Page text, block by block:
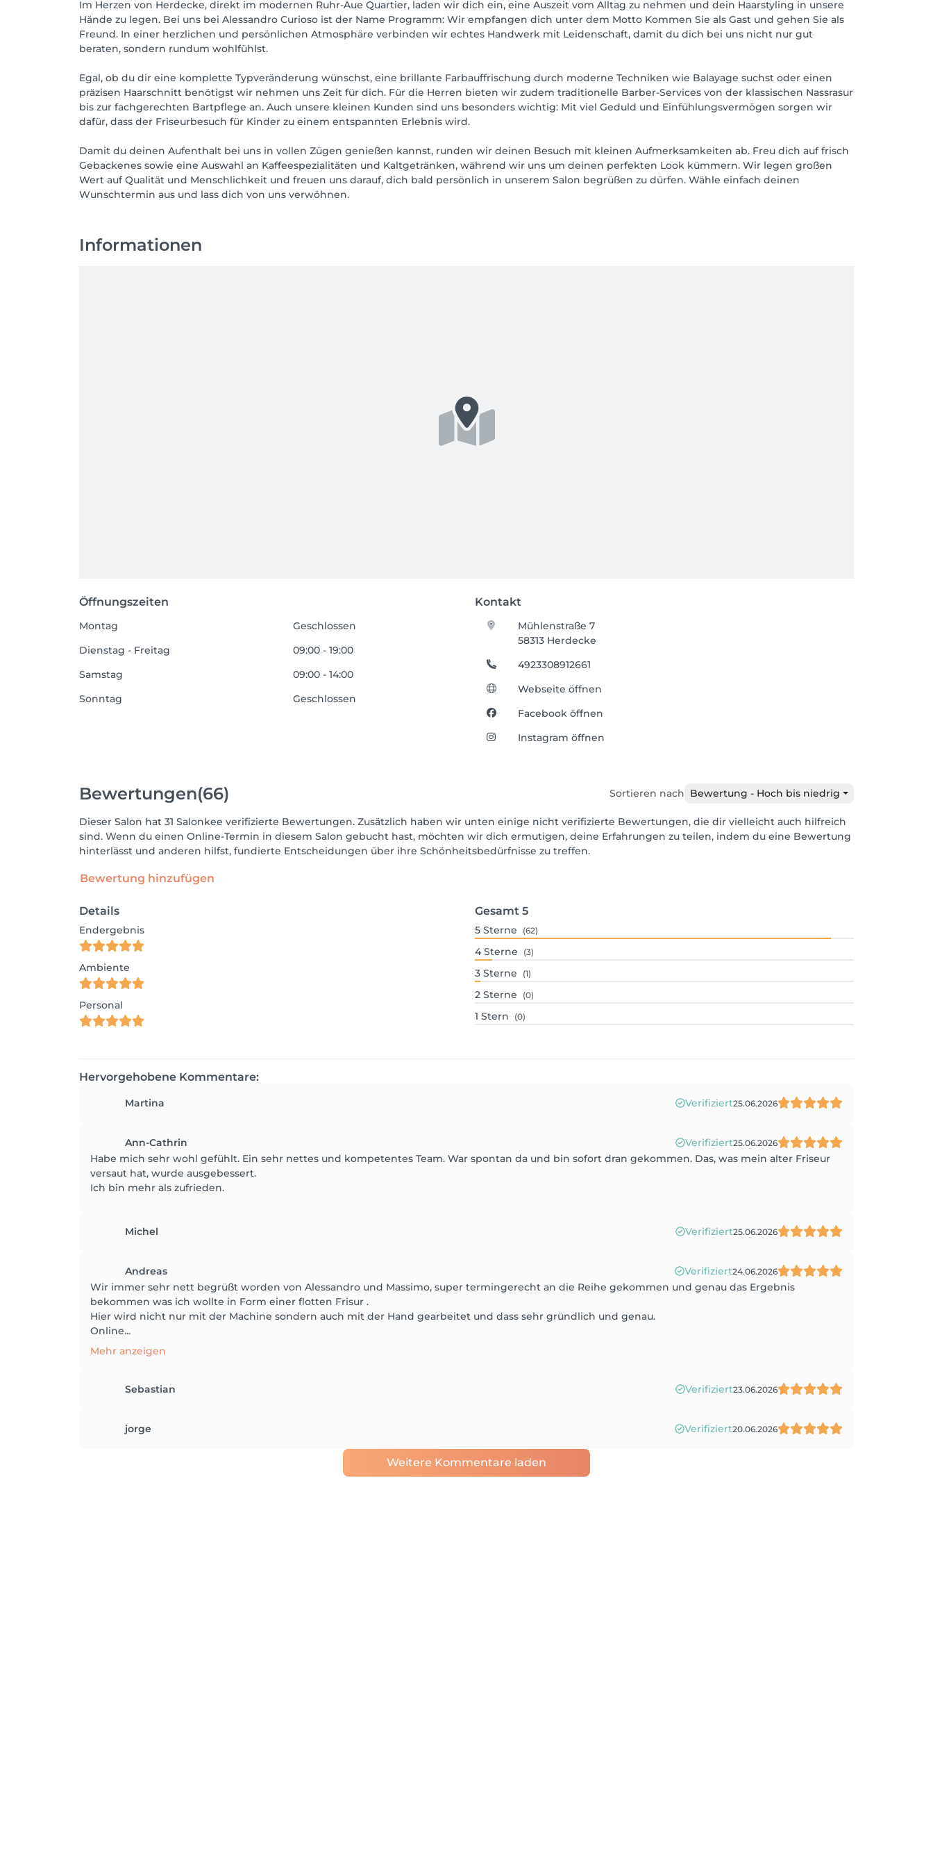
Im Herzen von Herdecke, direkt im modernen Ruhr-Aue Quartier, laden wir dich ein, eine Auszeit vom Alltag zu nehmen und dein Haarstyling in unsere
Hände zu legen. Bei uns bei Alessandro Curioso ist der Name Programm: Wir empfangen dich unter dem Motto Kommen Sie als Gast und gehen Sie als
Freund. In einer herzlichen und persönlichen Atmosphäre verbinden wir echtes Handwerk mit Leidenschaft, damit du dich bei uns nicht nur gut
beraten, sondern rundum wohlfühlst.
Egal, ob du dir eine komplette Typveränderung wünschst, eine brillante Farbauffrischung durch moderne Techniken wie Balayage suchst oder einen
präzisen Haarschnitt benötigst wir nehmen uns Zeit für dich. Für die Herren bieten wir zudem traditionelle Barber-Services von der klassischen Nassrasur
bis zur fachgerechten Bartpflege an. Auch unsere kleinen Kunden sind uns besonders wichtig: Mit viel Geduld und Einfühlungsvermögen sorgen wir
dafür, dass der Friseurbesuch für Kinder zu einem entspannten Erlebnis wird.
Damit du deinen Aufenthalt bei uns in vollen Zügen genießen kannst, runden wir deinen Besuch mit kleinen Aufmerksamkeiten ab. Freu dich auf frisch
Gebackenes sowie eine Auswahl an Kaffeespezialitäten und Kaltgetränken, während wir uns um deinen perfekten Look kümmern. Wir legen großen
Wert auf Qualität und Menschlichkeit und freuen uns darauf, dich bald persönlich in unserem Salon begrüßen zu dürfen. Wähle einfach deinen
Wunschtermin aus und lass dich von uns verwöhnen.
Informationen
Öffnungszeiten Kontakt
Montag
Geschlossen
Dienstag - Freitag
09:00 - 19:00
Samstag
09:00 - 14:00
Sonntag
Geschlossen
Mühlenstraße 7
58313 Herdecke
4923308912661
Webseite öffnen
Facebook öffnen
Instagram öffnen
Bewertungen(66) Sortieren nach Bewertung - Hoch bis niedrig
Dieser Salon hat 31 Salonkee verifizierte Bewertungen. Zusätzlich haben wir unten einige nicht verifizierte Bewertungen, die dir vielleicht auch hilfreich
sind. Wenn du einen Online-Termin in diesem Salon gebucht hast, möchten wir dich ermutigen, deine Erfahrungen zu teilen, indem du eine Bewertung
hinterlässt und anderen hilfst, fundierte Entscheidungen über ihre Schönheitsbedürfnisse zu treffen.
Bewertung hinzufügen
Details
Endergebnis
Ambiente
Personal
Gesamt 5
5 Sterne (62)
4 Sterne (3)
3 Sterne (1)
2 Sterne (0)
1 Stern (0)
Hervorgehobene Kommentare:
Martina Verifiziert25.06.2026
Ann-Cathrin Verifiziert25.06.2026
Habe mich sehr wohl gefühlt. Ein sehr nettes und kompetentes Team. War spontan da und bin sofort dran gekommen. Das, was mein alter Friseur
versaut hat, wurde ausgebessert.
Ich bin mehr als zufrieden.
Michel Verifiziert25.06.2026
Andreas Verifiziert24.06.2026
Wir immer sehr nett begrüßt worden von Alessandro und Massimo, super termingerecht an die Reihe gekommen und genau das Ergebnis
bekommen was ich wollte in Form einer flotten Frisur .
Hier wird nicht nur mit der Machine sondern auch mit der Hand gearbeitet und dass sehr gründlich und genau.
Online...
Mehr anzeigen
Sebastian Verifiziert23.06.2026
jorge Verifiziert20.06.2026
Weitere Kommentare laden